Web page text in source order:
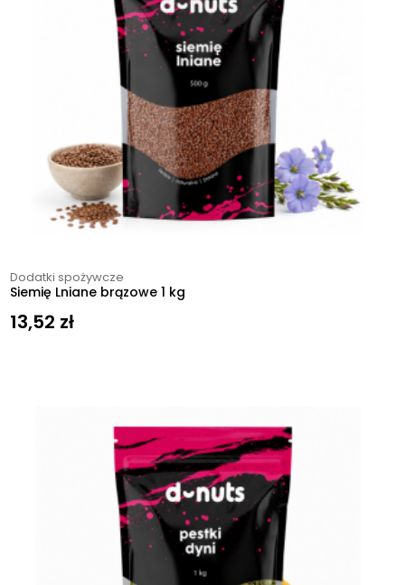
Dodatki spożywcze
Siemię Lniane brązowe 1 kg
13,52 zł